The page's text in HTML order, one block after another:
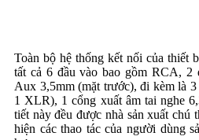
Toàn bộ hệ thống kết nối của thiết
tất cả 6 đầu vào bao gồm RCA,
Aux 3,5mm (mặt trước), đi kèm là
1 XLR), 1 cổng xuất âm tai nghe
tiết này đều được nhà sản xuất chú
hiện các thao tác của người dùng